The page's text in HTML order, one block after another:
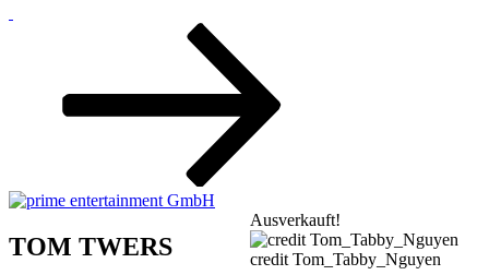
TOM TWERS
Ausverkauft!
credit Tom_Tabby_Nguyen